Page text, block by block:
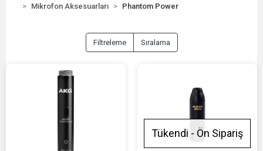
Mikrofon Aksesuarları
Phantom Power
Filtreleme Sıralama
Tükendi - Ön Sipariş